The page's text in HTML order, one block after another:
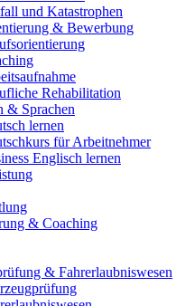
und Katastrophen
& Bewerbung
Rehabilitation
& Sprachen
lernen
für Arbeitnehmer
Englisch lernen
& Coaching
& Fahrerlaubniswesen